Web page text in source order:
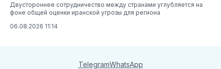
Двустороннее сотрудничество между странами углубляется на
фоне общей оценки иранской угрозы для региона
06.08.2026 11:14
TelegramWhatsApp